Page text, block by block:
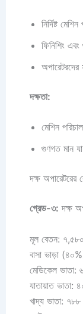
নির্দিষ্ট
ফিনিশিং
অপারেটরদের
দক্ষতা:
মেশিন
গুণগত মান
দক্ষ অপারেটরের
গ্রেড-৩: দক্ষ
মূল বেতন: ৭,৫৮০
বাসা ভাড়া
মেডিকেল ভাতা:
যাতায়াত ভাতা:
খাদ্য ভাতা: ৭৮৮